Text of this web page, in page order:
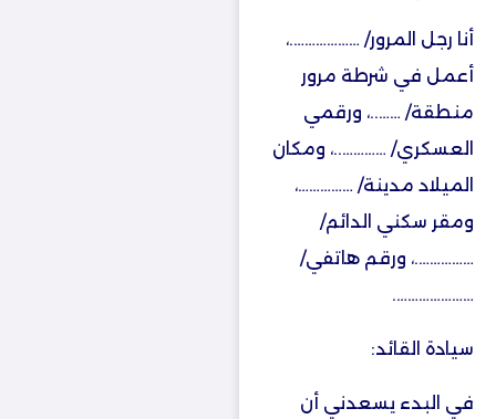
أنا رجل المرور/ ……………….،
أعمل في شرطة مرور
منطقة/ ……..، ورقمي
العسكري/ …………..، ومكان
الميلاد مدينة/ ……………،
ومقر سكني الدائم/
…………….، ورقم هاتفي/
………………….
سيادة القائد:
في البدء يسعدني أن